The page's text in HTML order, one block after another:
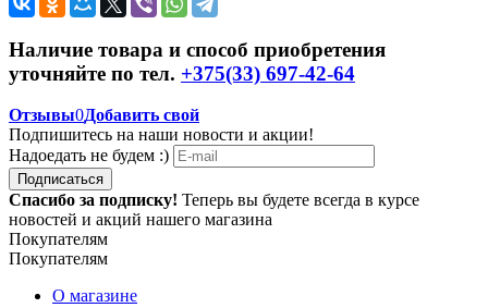
Наличие товара и способ приобретения
уточняйте по тел. +375(33) 697-42-64
Отзывы0Добавить свой
Подпишитесь на наши новости и акции!
Надоедать не будем :)
Подписаться
Спасибо за подписку! Теперь вы будете всегда в курсе
новостей и акций нашего магазина
Покупателям
Покупателям
О магазине